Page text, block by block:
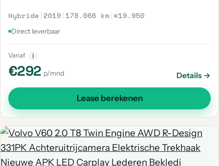
Hybride | 2019 | 178.066 km |€19.950
Direct leverbaar
Vanaf i
€292 p/mnd Details →
Lease berekenen